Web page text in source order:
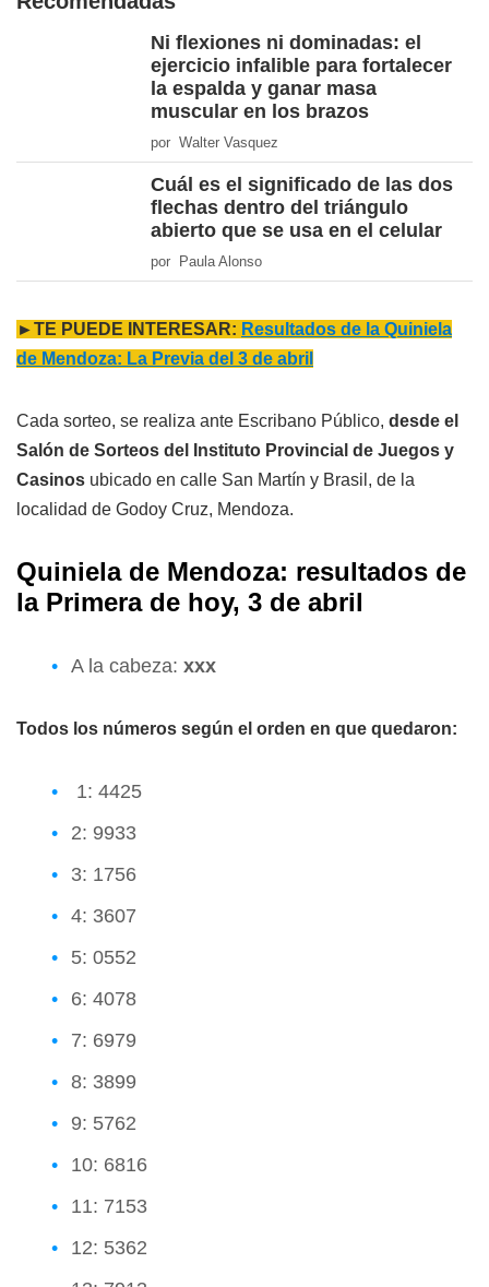
Ni flexiones ni dominadas: el
ejercicio infalible para fortalecer
la espalda y ganar masa
muscular en los brazos
por Walter Vasquez
Cuál es el significado de las dos
flechas dentro del triángulo
abierto que se usa en el celular
por Paula Alonso
►TE PUEDE INTERESAR: Resultados de la Quiniela
de Mendoza: La Previa del 3 de abril
Cada sorteo, se realiza ante Escribano Público, desde el
Salón de Sorteos del Instituto Provincial de Juegos y
Casinos ubicado en calle San Martín y Brasil, de la
localidad de Godoy Cruz, Mendoza.
Quiniela de Mendoza: resultados de
la Primera de hoy, 3 de abril
A la cabeza: xxx
Todos los números según el orden en que quedaron:
1: 4425
2: 9933
3: 1756
4: 3607
5: 0552
6: 4078
7: 6979
8: 3899
9: 5762
10: 6816
11: 7153
12: 5362